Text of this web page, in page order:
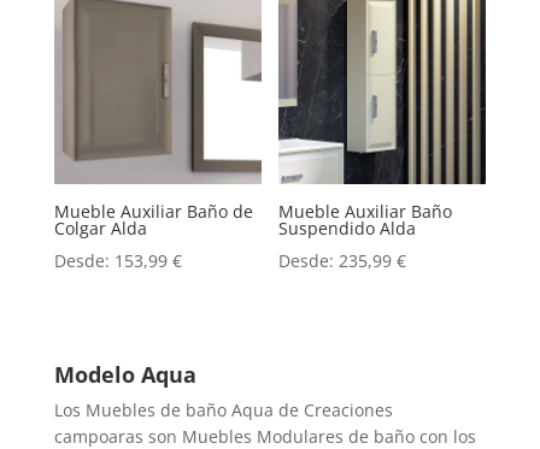
Mueble Auxiliar Baño de
Colgar Alda
Desde: 153,99 €
Mueble Auxiliar Baño
Suspendido Alda
Desde:235,99€
Modelo Aqua
Los Muebles de baño Aqua de Creaciones
campoaras son Muebles Modulares de baño con los